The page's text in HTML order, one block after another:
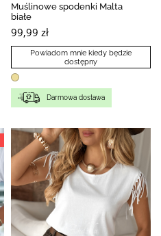
Muślinowe spodenki Malta
białe
99,99 zł
Powiadom mnie kiedy będzie
dostępny
Darmowa dostawa